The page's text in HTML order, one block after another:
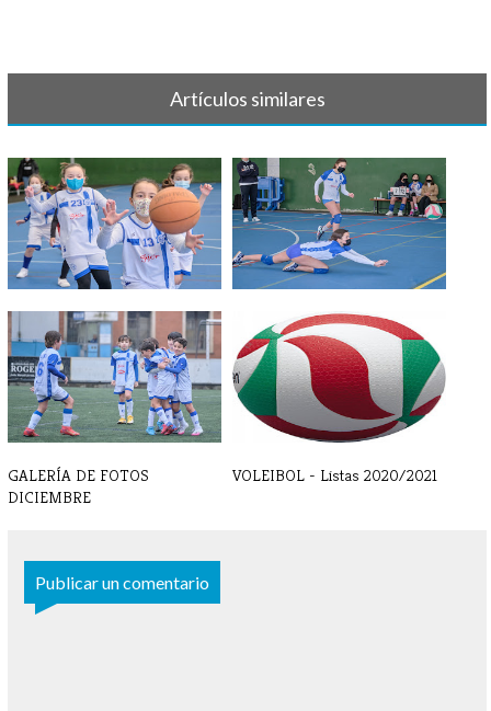
Artículos similares
GALERÍA DE FOTOS FEBRERO GALERÍA DE FOTOS - ENERO
GALERÍA DE FOTOS
DICIEMBRE
VOLEIBOL - Listas 2020/2021
Publicar un comentario